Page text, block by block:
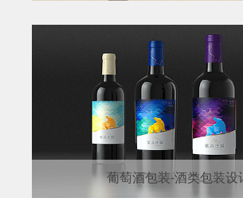
葡萄酒包装-酒类包装设